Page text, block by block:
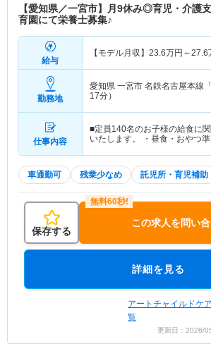
【愛知県／一宮市】月9休み◎育児・介護
育園にて栄養士募集♪
給与
【モデル月収】 23.6万円～27.6
勤務地
愛知県 一宮市 名鉄名古屋本線
17分）
仕事内容
■定員140名のお子様の給食に
いたします。 ・昼食・おやつ
車通勤可 残業少なめ 託児所・育児補助
保存する
この求人を問い
詳細を見る
アートチャイルドケ
覧
更新日：2026/